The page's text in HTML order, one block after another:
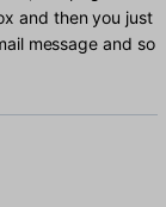
and then you just
message and so